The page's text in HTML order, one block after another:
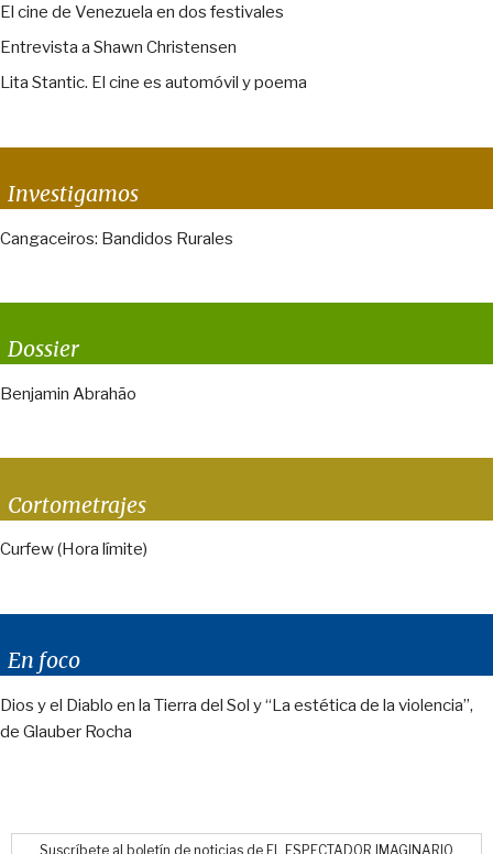
El cine de Venezuela en dos festivales
Entrevista a Shawn Christensen
Lita Stantic. El cine es automóvil y poema
Investigamos
Cangaceiros: Bandidos Rurales
Dossier
Benjamin Abrahão
Cortometrajes
Curfew (Hora límite)
En foco
Dios y el Diablo en la Tierra del Sol y “La estética de la violencia”,
de Glauber Rocha
Suscríbete al boletín de noticias de EL ESPECTADOR IMAGINARIO